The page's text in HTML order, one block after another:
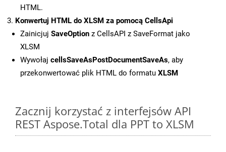
HTML.
Konwertuj HTML do XLSM za pomocą CellsApi
Zainicjuj SaveOption z CellsAPI z SaveFormat jako
XLSM
Wywołaj cellsSaveAsPostDocumentSaveAs, aby
przekonwertować plik HTML do formatu XLSM
Zacznij korzystać z interfejsów API
REST Aspose.Total dla PPT to XLSM